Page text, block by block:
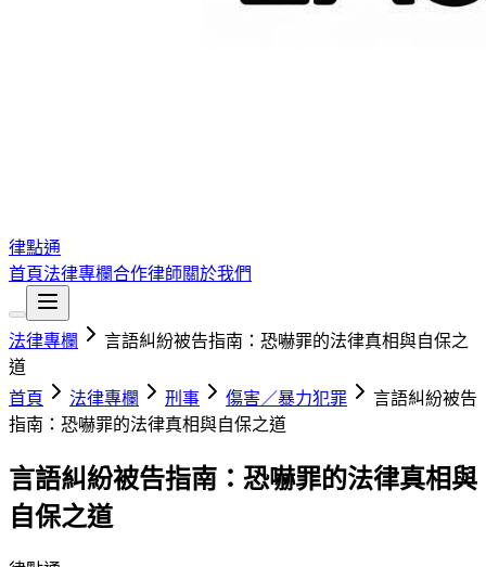
律點通
首頁法律專欄合作律師關於我們
法律專欄
言語糾紛被告指南：恐嚇罪的法律真相與自保之
道
首頁
法律專欄 刑事 傷害／暴力犯罪
言語糾紛被告
指南：恐嚇罪的法律真相與自保之道
言語糾紛被告指南：恐嚇罪的法律真相與
自保之道